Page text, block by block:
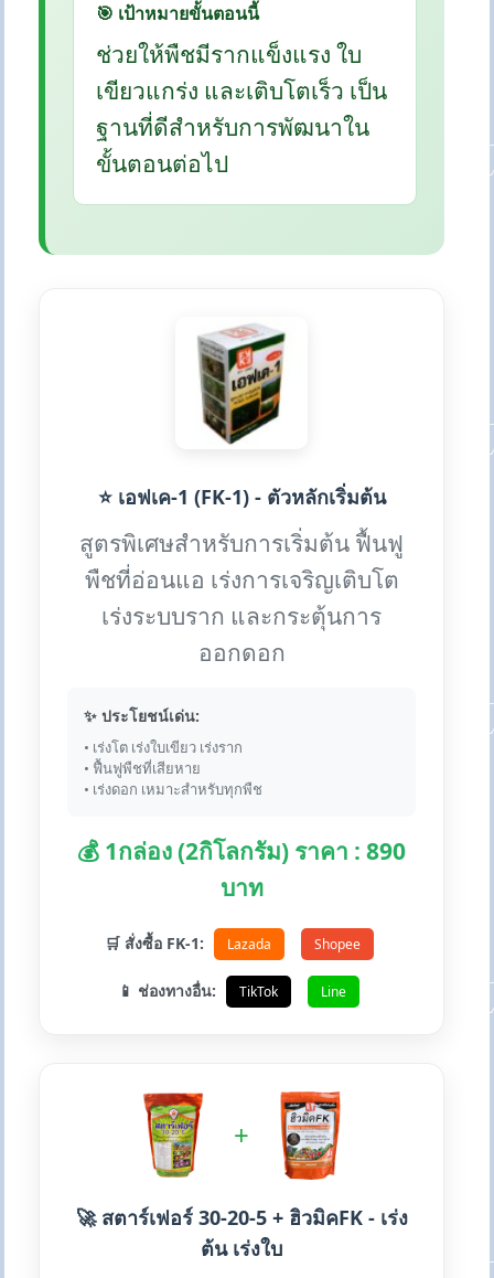
🎯 เป้าหมายขั้นตอนนี้
ช่วยให้พืชมีรากแข็งแรง ใบ
เขียวแกร่ง และเติบโตเร็ว เป็น
ฐานที่ดีสำหรับการพัฒนาใน
ขั้นตอนต่อไป
⭐ เอฟเค-1 (FK-1) - ตัวหลักเริ่มต้น
สูตรพิเศษสำหรับการเริ่มต้น ฟื้นฟู
พืชที่อ่อนแอ เร่งการเจริญเติบโต
เร่งระบบราก และกระตุ้นการ
ออกดอก
✨ ประโยชน์เด่น:
• เร่งโต เร่งใบเขียว เร่งราก
• ฟื้นฟูพืชที่เสียหาย
• เร่งดอก เหมาะสำหรับทุกพืช
💰 1กล่อง (2กิโลกรัม) ราคา : 890
บาท
🛒 สั่งซื้อ FK-1: Lazada Shopee
📱 ช่องทางอื่น: TikTok Line
+
🚀 สตาร์เฟอร์ 30-20-5 + ฮิวมิคFK - เร่ง
ต้น เร่งใบ